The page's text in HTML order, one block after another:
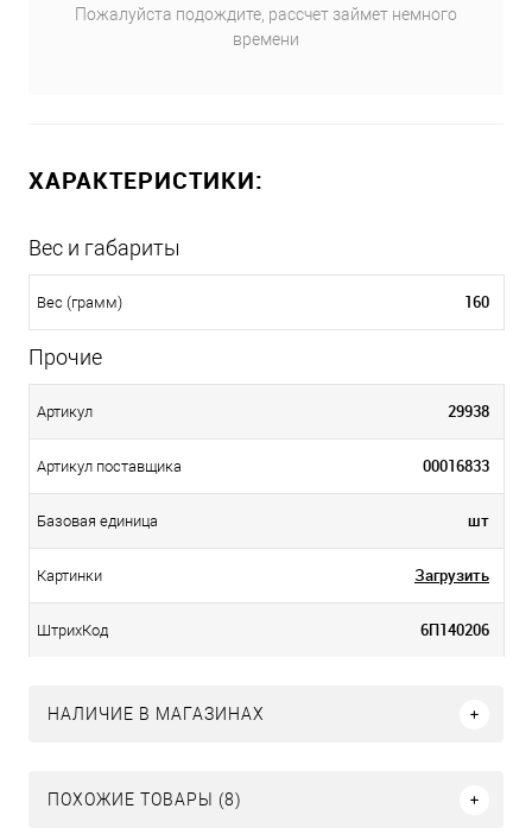
Пожалуйста подождите, рассчет займет немного
времени
ХАРАКТЕРИСТИКИ:
Вес и габариты
Вес (грамм) 160
Прочие
Артикул 29938
Артикул поставщика 00016833
Базовая единица шт
Картинки Загрузить
ШтрихКод 6П140206
НАЛИЧИЕ В МАГАЗИНАХ
ПОХОЖИЕ ТОВАРЫ (8)